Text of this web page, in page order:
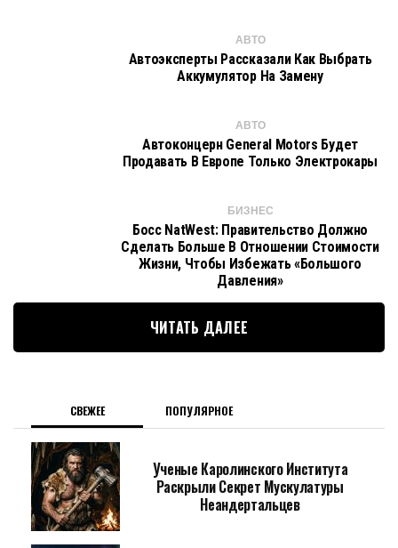
АВТО
Автоэксперты Рассказали Как Выбрать
Аккумулятор На Замену
АВТО
Автоконцерн General Motors Будет
Продавать В Европе Только Электрокары
БИЗНЕС
Босс NatWest: Правительство Должно
Сделать Больше В Отношении Стоимости
Жизни, Чтобы Избежать «большого
Давления»
ЧИТАТЬ ДАЛЕЕ
СВЕЖЕЕ ПОПУЛЯРНОЕ
Ученые Каролинского Института
Раскрыли Секрет Мускулатуры
Неандертальцев